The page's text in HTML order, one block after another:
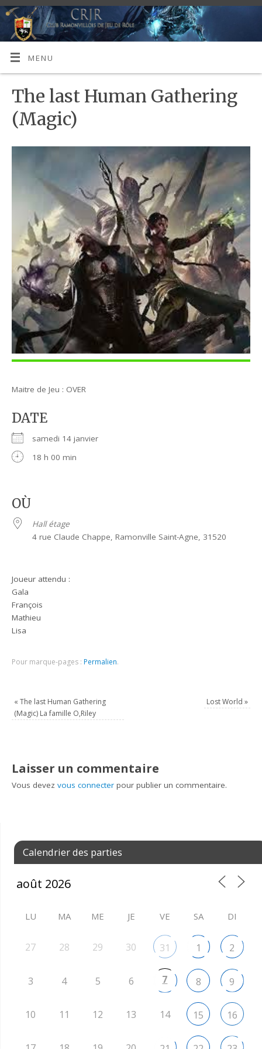
MENU
The last Human Gathering
(Magic)
Maitre de Jeu : OVER
DATE
samedi 14 janvier
18 h 00 min
OÙ
Hall étage
4 rue Claude Chappe, Ramonville Saint-Agne, 31520
Joueur attendu :
Gala
François
Mathieu
Lisa
Pour marque-pages : Permalien.
« The last Human Gathering
(Magic) La famille O,Riley
Lost World »
Laisser un commentaire
Vous devezvous connecter pour publier un commentaire.
Calendrier des parties
LU MA ME JE VE SA DI
27 28 29 30 31 1 2
3 4 5 6 7 8 9
10 11 12 13 14 15 16